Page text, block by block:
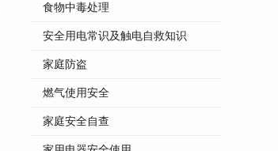
食物中毒处理
安全用电常识及触电自救知识
家庭防盗
燃气使用安全
家庭安全自查